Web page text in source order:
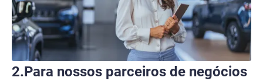
Para nossos parceiros de negócios